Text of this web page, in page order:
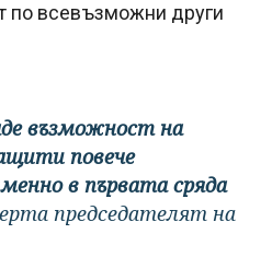
по всевъзможни други
възможност на
повече
в първата сряда
председателят на